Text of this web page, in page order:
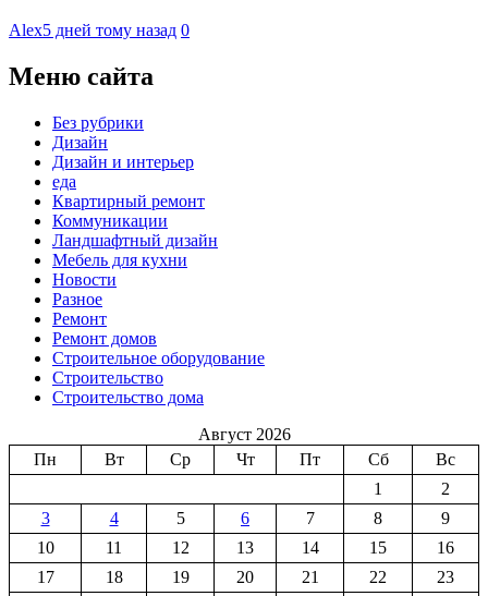
Alex5 дней тому назад 0
Меню сайта
Без рубрики
Дизайн
Дизайн и интерьер
еда
Квартирный ремонт
Коммуникации
Ландшафтный дизайн
Мебель для кухни
Новости
Разное
Ремонт
Ремонт домов
Строительное оборудование
Строительство
Строительство дома
Август 2026
Пн
Вт Ср Чт Пт Сб
Вс
1
2
3
4 5 6 7 8
9
10
11 12 13 14 15
16
17
18 19 20 21 22 23